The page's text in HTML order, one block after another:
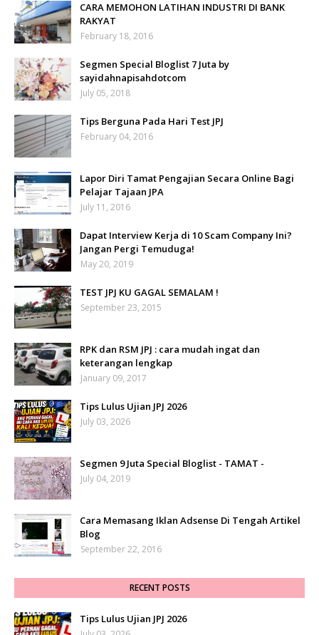
CARA MEMOHON LATIHAN INDUSTRI DI BANK
RAKYAT
February 18, 2016
Segmen Special Bloglist 7 Juta by
sayidahnapisahdotcom
July 05, 2018
Tips Berguna Pada Hari Test JPJ
February 04, 2016
Lapor Diri Tamat Pengajian Secara Online Bagi
Pelajar Tajaan JPA
July 11, 2016
Dapat Interview Kerja di 10 Scam Company Ini?
Jangan Pergi Temuduga!
May 20, 2019
TEST JPJ KU GAGAL SEMALAM !
September 23, 2015
RPK dan RSM JPJ : cara mudah ingat dan
keterangan lengkap
January 09, 2017
Tips Lulus Ujian JPJ 2026
July 03, 2026
Segmen 9 Juta Special Bloglist - TAMAT -
July 04, 2019
Cara Memasang Iklan Adsense Di Tengah Artikel
Blog
September 22, 2016
RECENT POSTS
Tips Lulus Ujian JPJ 2026